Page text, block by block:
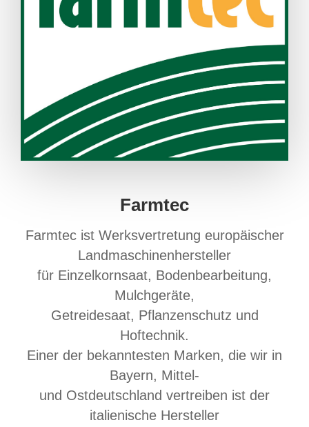
Farmtec
Farmtec ist Werksvertretung europäischer
Landmaschinenhersteller
für Einzelkornsaat, Bodenbearbeitung,
Mulchgeräte,
Getreidesaat, Pflanzenschutz und
Hoftechnik.
Einer der bekanntesten Marken, die wir in
Bayern, Mittel-
und Ostdeutschland vertreiben ist der
italienische Hersteller